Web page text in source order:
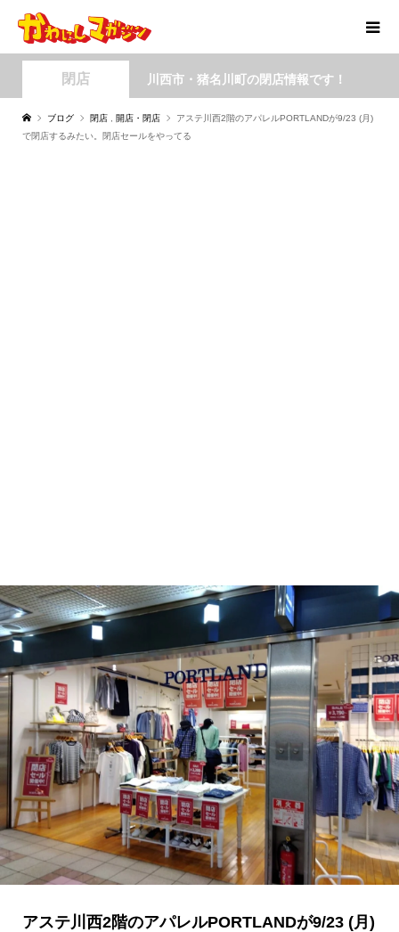
閉店 川西市・猪名川町の閉店情報です！
ブログ 閉店 開店・閉店
アステ川西2階のアパレルPORTLANDが9/23 (月)
で閉店するみたい。閉店セールをやってる
アステ川西2階のアパレルPORTLANDが9/23 (月)